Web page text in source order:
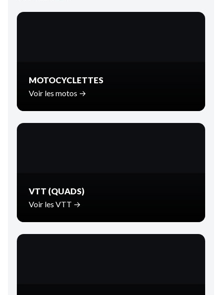
MOTOCYCLETTES
Voir les motos →
VTT (QUADS)
Voir les VTT →